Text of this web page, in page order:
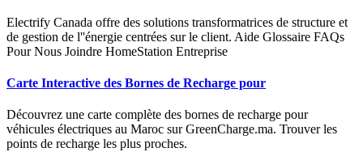
Electrify Canada offre des solutions transformatrices de structure et
de gestion de l''énergie centrées sur le client. Aide Glossaire FAQs
Pour Nous Joindre HomeStation Entreprise
Carte Interactive des Bornes de Recharge pour
Découvrez une carte complète des bornes de recharge pour
véhicules électriques au Maroc sur GreenCharge.ma. Trouver les
points de recharge les plus proches.